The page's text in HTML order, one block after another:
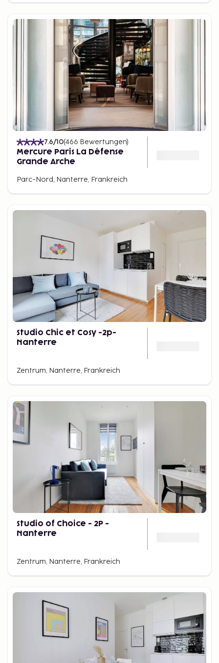
7.6/10(466 Bewertungen)
Mercure Paris La Défense
Grande Arche
Parc-Nord, Nanterre, Frankreich
Studio Chic et Cosy -2p-
Nanterre
Zentrum, Nanterre, Frankreich
Studio of Choice - 2P -
Nanterre
Zentrum, Nanterre, Frankreich